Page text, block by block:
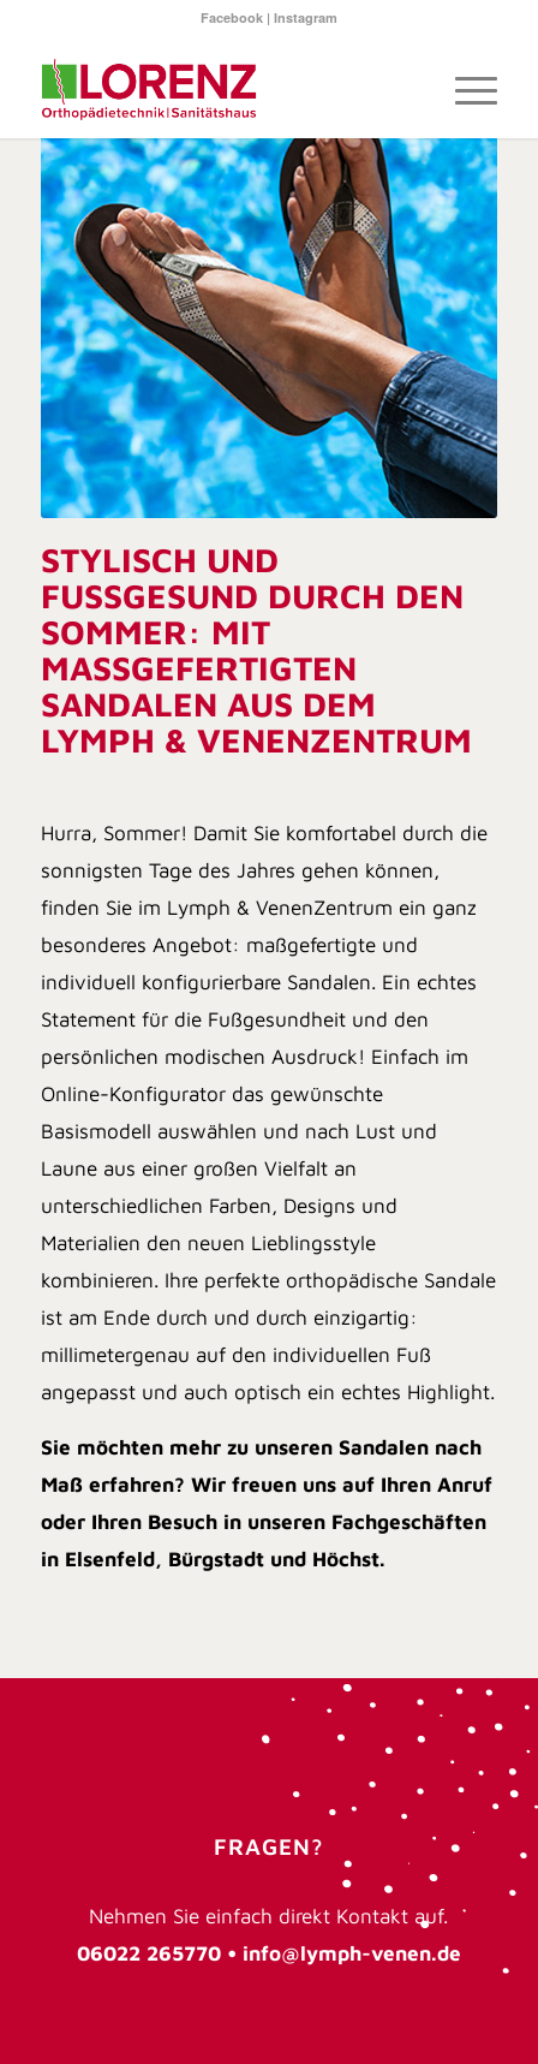
Facebook| Instagram
STYLISCH UND
FUSSGESUND DURCH DEN S
OMMER: MIT M
ASSGEFERTIGTEN SA
NDALEN AUS DEM LY
MPH & VENENZENTRUM
Hurra, Sommer! Damit Sie komfortabel durch die
sonnigsten Tage des Jahres gehen können,
finden Sie im Lymph & VenenZentrum ein ganz
besonderes Angebot: maßgefertigte und
individuell konfigurierbare Sandalen. Ein echtes
Statement für die Fußgesundheit und den
persönlichen modischen Ausdruck! Einfach im
Online-Konfiguratordas gewünschte
Basismodell auswählen und nach Lust und
Laune aus einer großen Vielfalt an
unterschiedlichen Farben, Designs und
Materialien den neuen Lieblingsstyle
kombinieren. Ihre perfekte orthopädische Sandale
ist am Ende durch und durch einzigartig:
millimetergenau auf den individuellen Fuß
angepasst und auch optisch ein echtes Highlight.
Sie möchten mehr zu unseren Sandalen nach
Maß erfahren? Wir freuen uns auf Ihren Anruf
oder Ihren Besuch in unseren Fachgeschäften
in Elsenfeld, Bürgstadt und Höchst.
FRAGEN?
Nehmen Sie einfach direkt Kontakt auf.
06022 265770 • info@lymph-venen.de